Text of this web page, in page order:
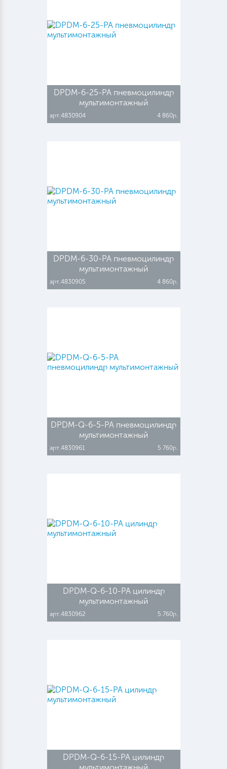
DPDM-6-25-PA пневмоцилиндр
мультимонтажный
арт.4830904 4 860р.
DPDM-6-30-PA пневмоцилиндр
мультимонтажный
арт.4830905 4 860р.
DPDM-Q-6-5-PA пневмоцилиндр
мультимонтажный
арт.4830961 5 760р.
DPDM-Q-6-10-PA цилиндр
мультимонтажный
арт.4830962 5 760р.
DPDM-Q-6-15-PA цилиндр